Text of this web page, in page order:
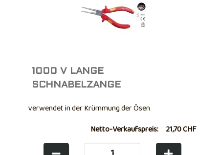
1000 V LANGE
SCHNABELZANGE
verwendet in der Krümmung der Ösen
Netto-Verkaufspreis:
21,70 CHF